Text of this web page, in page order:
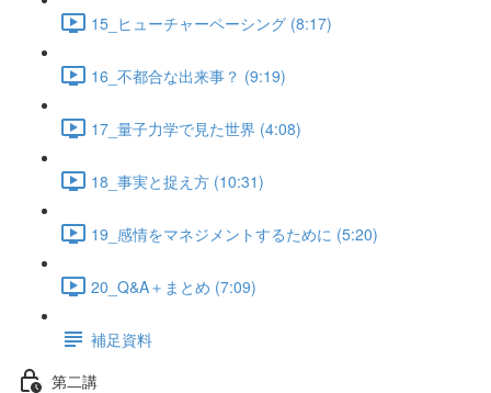
15_ヒューチャーペーシング (8:17)
16_不都合な出来事？ (9:19)
17_量子力学で見た世界 (4:08)
18_事実と捉え方 (10:31)
19_感情をマネジメントするために (5:20)
20_Q&A＋まとめ (7:09)
補足資料
第二講